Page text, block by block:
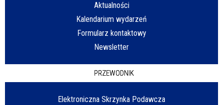
Aktualności
Kalendarium wydarzeń
Formularz kontaktowy
Newsletter
PRZEWODNIK
Elektroniczna Skrzynka Podawcza